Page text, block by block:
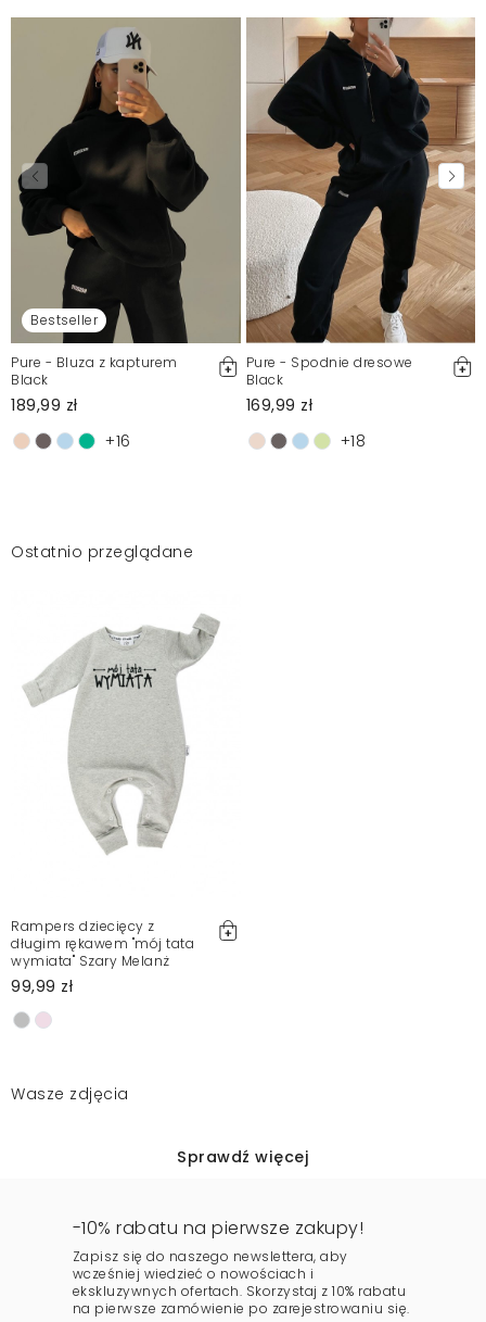
Bestseller
Pure - Bluza z kapturem
Black
189,99 zł
+16
Pure - Spodnie dresowe
Black
169,99 zł
+18
Ostatnio przeglądane
Rampers dziecięcy z
długim rękawem "mój tata
wymiata" Szary Melanż
99,99 zł
Wasze zdjęcia
Sprawdź więcej
-10% rabatu na pierwsze zakupy!
Zapisz się do naszego newslettera, aby
wcześniej wiedzieć o nowościach i
ekskluzywnych ofertach. Skorzystaj z 10% rabatu
na pierwsze zamówienie po zarejestrowaniu się.